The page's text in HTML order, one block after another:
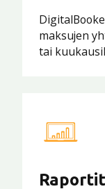
maksujen
tai